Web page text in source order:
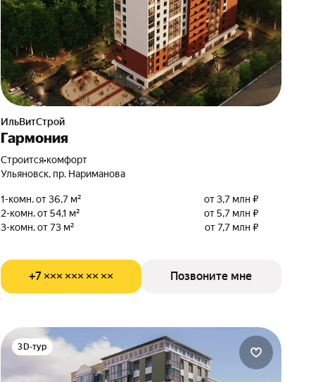
ИльВитСтрой
Гармония
Строится•комфорт
Ульяновск, пр. Нариманова
1-комн. от 36,7 м²
от 3,7 млн ₽
2-комн. от 54,1 м²
от 5,7 млн ₽
3-комн. от 73 м²
от 7,7 млн ₽
+7 ××× ××× ×× ×× Позвоните мне
3D-тур